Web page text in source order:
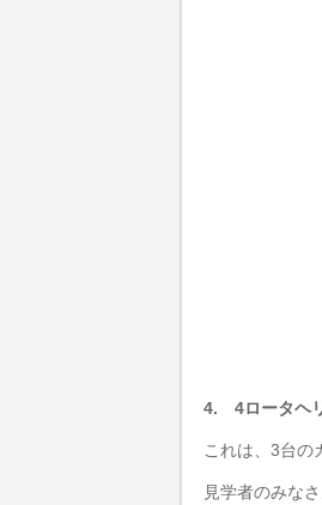
4. 4ロータヘ
これは、3台の
見学者のみな